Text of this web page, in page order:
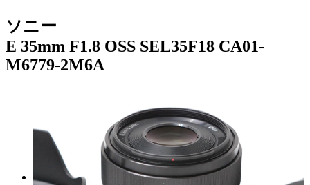
ソニー
E 35mm F1.8 OSS SEL35F18 CA01-
M6779-2M6A